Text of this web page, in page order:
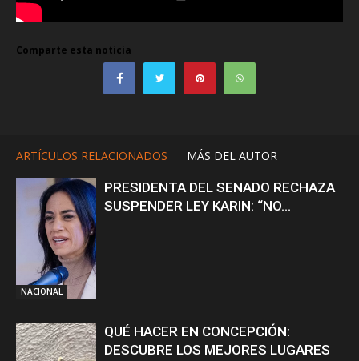
Comparte esta noticia
ARTÍCULOS RELACIONADOS MÁS DEL AUTOR
NACIONAL
PRESIDENTA DEL SENADO RECHAZA
SUSPENDER LEY KARIN: “NO...
QUÉ HACER EN CONCEPCIÓN:
DESCUBRE LOS MEJORES LUGARES